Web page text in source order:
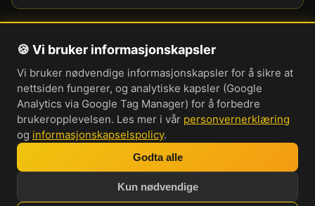
Om oss
Personvernerklæring
Informasjonskapsler
Brukervilkår
Cookie-innstillinger
Investorprat 2026. Norsk forum og
🍪 Vi bruker informasjonskapsler
Vi bruker nødvendige informasjonskapsler for å sikre at
nettsiden fungerer, og analytiske kapsler (Google
Analytics via Google Tag Manager) for å forbedre
brukeropplevelsen. Les mer i vår personvernerklæring
og informasjonskapselspolicy.
Godta alle
Kun nødvendige